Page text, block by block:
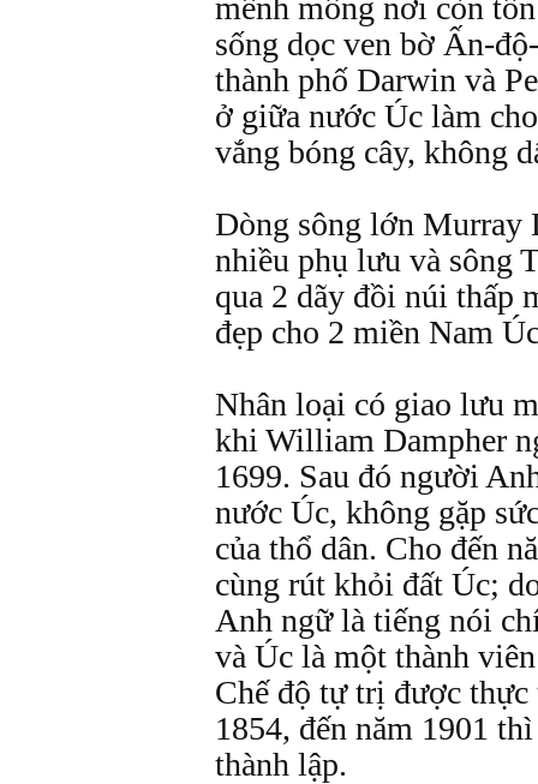
mênh mông nơi còn
sống dọc ven bờ Ấn-
thành phố Darwin và
ở giữa nước Úc làm
vắng bóng cây, không
Dòng sông lớn
nhiều phụ lưu và sông
qua 2 dãy đồi núi thấp
đẹp cho 2 miền Nam
Nhân loại có giao lưu
khi William Dampher
1699. Sau đó người
nước Úc, không gặp
của thổ dân. Cho đến
cùng rút khỏi đất Úc;
Anh ngữ là tiếng nói
và Úc là một thành
Chế độ tự trị được
1854, đến năm 1901
thành lập.